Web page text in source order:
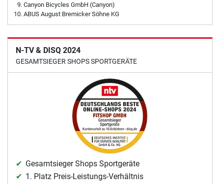
Canyon Bicycles GmbH (Canyon)
ABUS August Bremicker Söhne KG
N-TV & DISQ 2024
GESAMTSIEGER SHOPS SPORTGERÄTE
Gesamtsieger Shops Sportgeräte
1. Platz Preis-Leistungs-Verhältnis